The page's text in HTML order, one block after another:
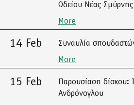
Ωδείου Νέας Σμύρνης
More
14 Feb
Συναυλία
More
15 Feb
Παρουσίαση δίσκου:
Ανδρόνογλου